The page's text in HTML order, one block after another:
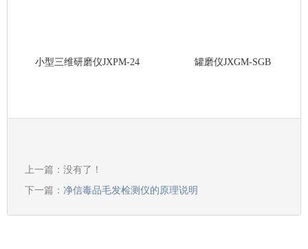
小型三维研磨仪JXPM-24 罐磨仪JXGM-SGB
上一篇：没有了！
下一篇： 净信毒品毛发检测仪的原理说明